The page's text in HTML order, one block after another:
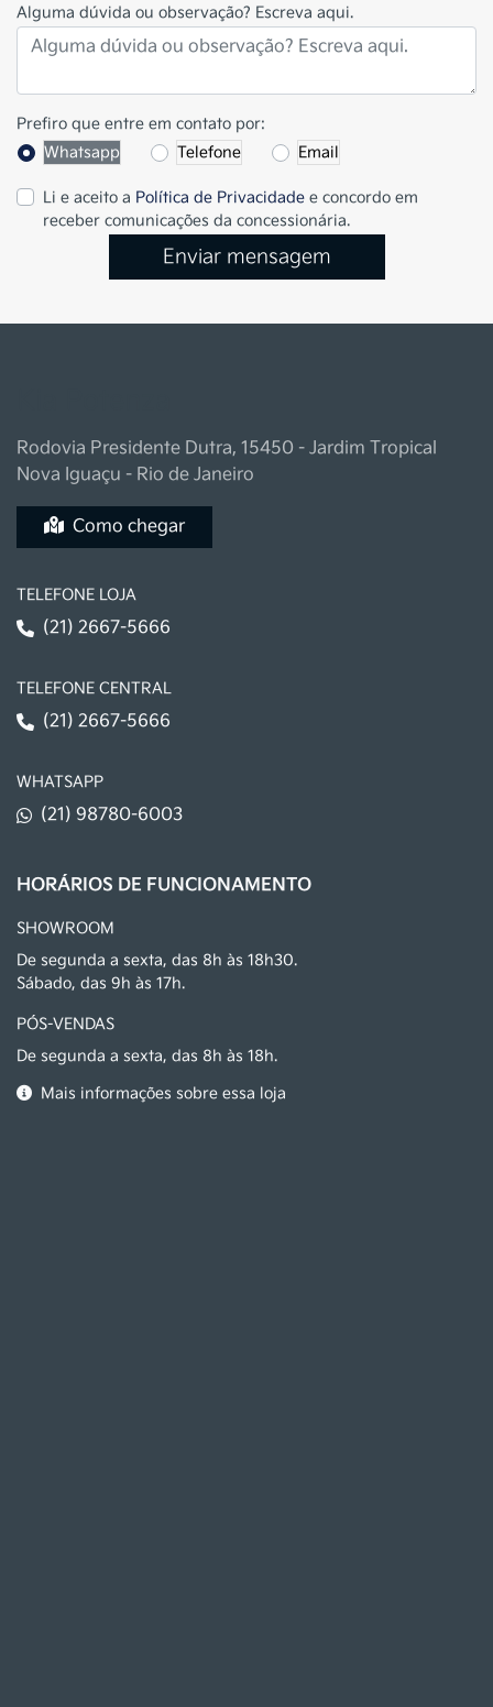
Alguma dúvida ou observação? Escreva aqui.
Prefiro que entre em contato por:
Whatsapp
Telefone Email
Li e aceito a Política de Privacidade e concordo em
receber comunicações da concessionária.
Enviar mensagem
Rodovia Presidente Dutra, 15450 - Jardim Tropical
Nova Iguaçu - Rio de Janeiro
Como chegar
TELEFONE LOJA
(21) 2667-5666
TELEFONE CENTRAL
(21) 2667-5666
WHATSAPP
(21) 98780-6003
HORÁRIOS DE FUNCIONAMENTO
SHOWROOM
De segunda a sexta, das 8h às 18h30.
Sábado, das 9h às 17h.
PÓS-VENDAS
De segunda a sexta, das 8h às 18h.
Mais informações sobre essa loja